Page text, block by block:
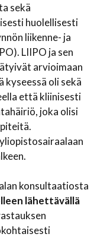
sekä
huolellisesti
liikenne- ja
LIIPO ja sen
arvioimaan
kyseessä oli sekä
että kliinisesti
joka olisi
konsultaatiosta
lähettävällä